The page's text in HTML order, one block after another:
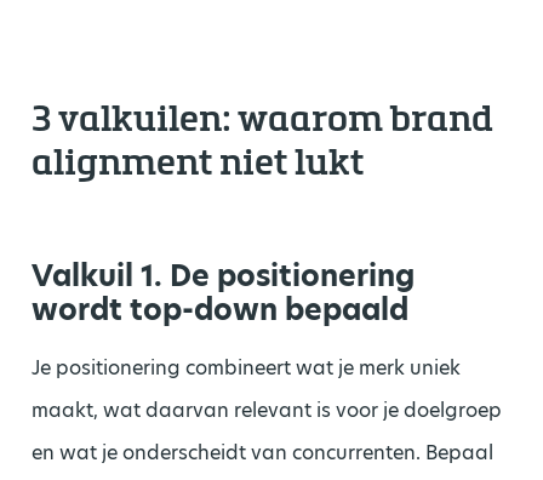
3 valkuilen: waarom brand
alignment niet lukt
Valkuil 1. De positionering
wordt top-down bepaald
Je positionering combineert wat je merk uniek
maakt, wat daarvan relevant is voor je doelgroep
en wat je onderscheidt van concurrenten. Bepaal